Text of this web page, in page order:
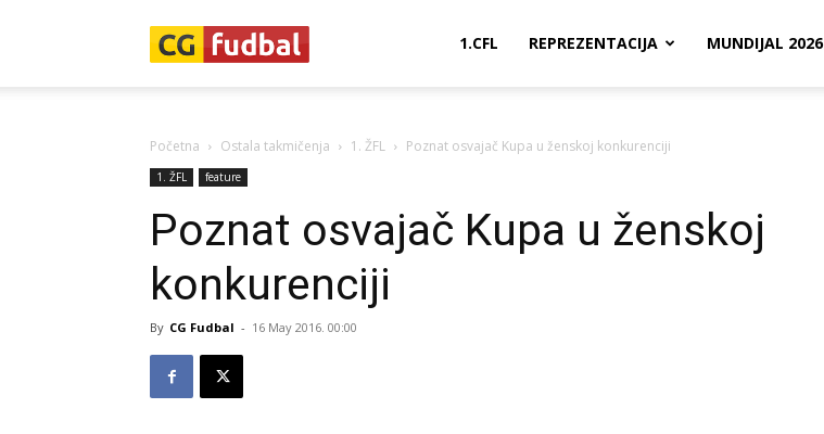
1.CFL REPREZENTACIJA MUNDIJAL 2026
Početna Ostala takmičenja 1. ŽFL Poznat osvajač Kupa u ženskoj konkurenciji
1. ŽFL feature
Poznat osvajač Kupa u ženskoj
konkurenciji
By CG Fudbal - 16 May 2016. 00:00